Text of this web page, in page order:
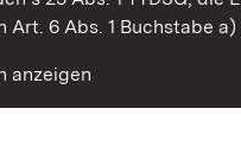
6 Abs. 1 Buchstabe a)
anzeigen